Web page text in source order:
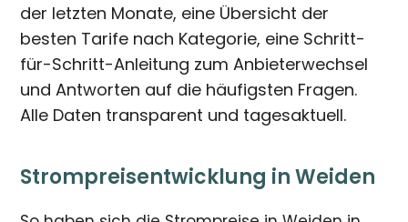
der letzten Monate, eine Übersicht der
besten Tarife nach Kategorie, eine Schritt-
für-Schritt-Anleitung zum Anbieterwechsel
und Antworten auf die häufigsten Fragen.
Alle Daten transparent und tagesaktuell.
Strompreisentwicklung in Weiden